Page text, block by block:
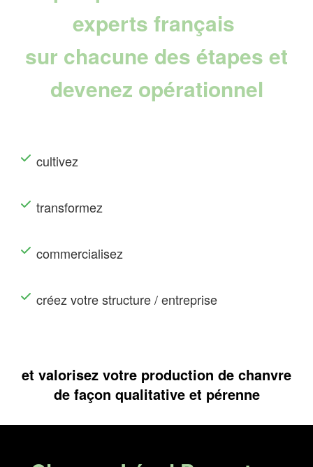
experts français
sur chacune des étapes et
devenez opérationnel
cultivez
transformez
commercialisez
créez votre structure / entreprise
et valorisez votre production de chanvre
de façon qualitative et pérenne